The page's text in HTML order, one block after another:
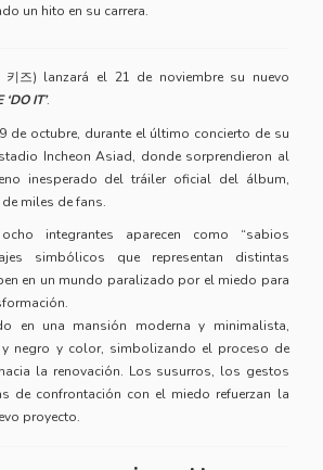
un hito en su carrera.
키즈) lanzará el 21 de noviembre su nuevo
IT’.
de octubre, durante el último concierto de su
Incheon Asiad, donde sorprendieron al
inesperado del tráiler oficial del álbum,
miles de fans.
integrantes aparecen como “sabios
simbólicos que representan distintas
en un mundo paralizado por el miedo para
en una mansión moderna y minimalista,
y negro y color, simbolizando el proceso de
la renovación. Los susurros, los gestos
de confrontación con el miedo refuerzan la
proyecto.